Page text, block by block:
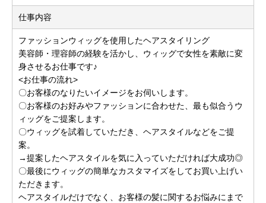
仕事内容
ファッションウィッグを使用したヘアスタイリング
美容師・理容師の経験を活かし、ウィッグで女性を素敵に変
身させるお仕事です♪
<お仕事の流れ>
〇お客様のなりたいイメージをお伺いします。
〇お客様のお好みやファッションに合わせた、最も似合うウ
ィッグをご提案します。
〇ウィッグを試着していただき、ヘアスタイルなどをご提
案。
→提案したヘアスタイルを気に入っていただければ大成功◎
〇最後にウィッグの簡単なカスタマイズをしてお買い上げい
ただきます。
ヘアスタイルだけでなく、お客様の髪に関するお悩みにまで